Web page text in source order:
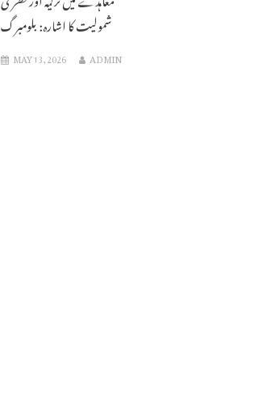
شمولیت کا اشارہ: بلومبرگ
MAY 13, 2026 ADMIN